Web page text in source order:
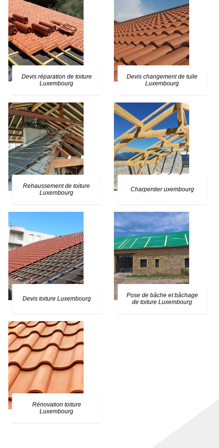
Devis réparation de toiture
Luxembourg
Devis changement de tuile
Luxembourg
Rehaussement de toiture
Luxembourg
Charpentier uxembourg
Devis toiture Luxembourg
Pose de bâche et bâchage
de toiture Luxembourg
Rénovation toiture
Luxembourg